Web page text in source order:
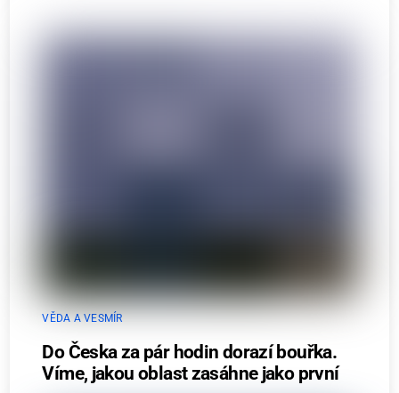
VĚDA A VESMÍR
Do Česka za pár hodin dorazí bouřka.
Víme, jakou oblast zasáhne jako první